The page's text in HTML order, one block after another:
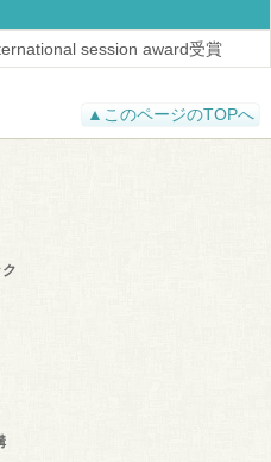
session award受賞
▲このページのTOPへ